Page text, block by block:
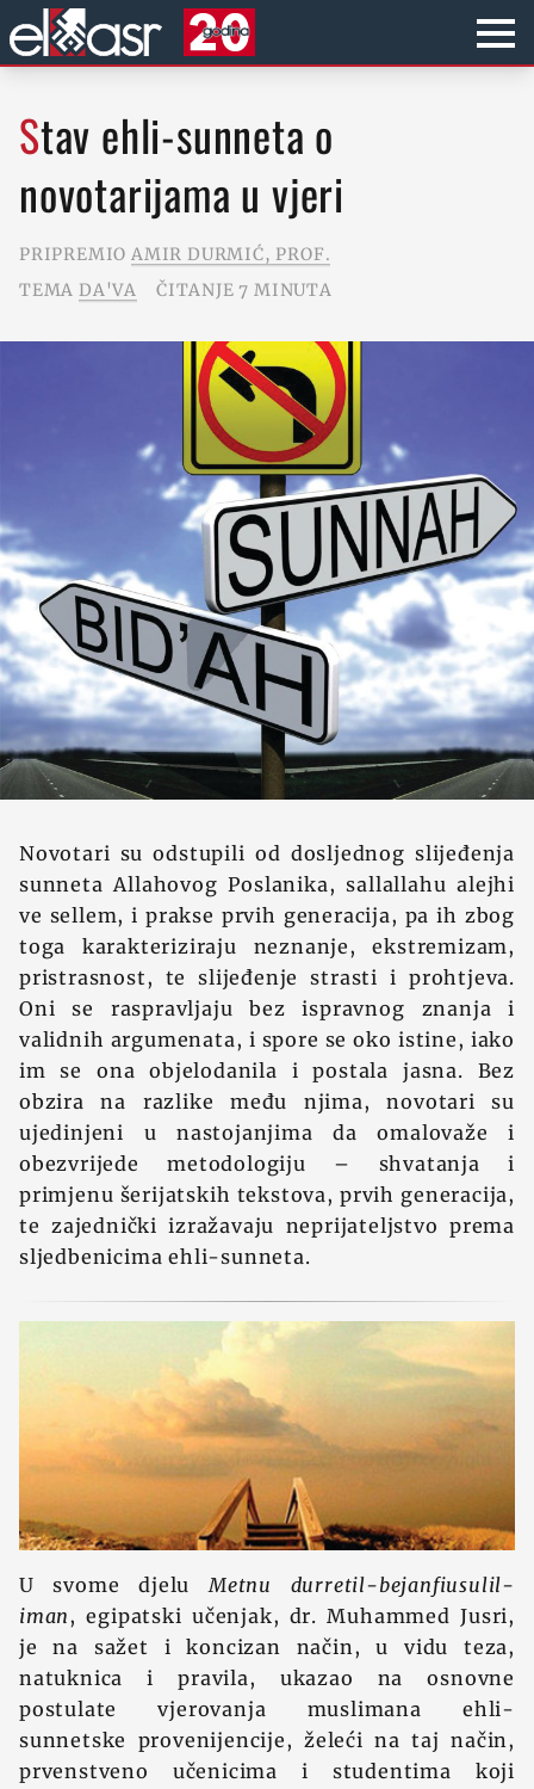
Stav ehli-sunneta o
novotarijama u vjeri
PRIPREMIO AMIR DURMIĆ, PROF.
TEMA DA'VA ČITANJE 7 MINUTA
Novotari su odstupili od dosljednog slijeđenja
sunneta Allahovog Poslanika, sallallahu alejhi
ve sellem, i prakse prvih generacija, pa ih zbog
toga karakteriziraju neznanje, ekstremizam,
pristrasnost, te slijeđenje strasti i prohtjeva.
Oni se raspravljaju bez ispravnog znanja i
validnih argumenata, i spore se oko istine, iako
im se ona objelodanila i postala jasna. Bez
obzira na razlike među njima, novotari su
ujedinjeni u nastojanjima da omalovaže i
obezvrijede metodologiju – shvatanja i
primjenu šerijatskih tekstova, prvih generacija,
te zajednički izražavaju neprijateljstvo prema
sljedbenicima ehli-sunneta.
U svome djeluMetnu durretil-bejanfiusulil-
iman, egipatski učenjak, dr. Muhammed Jusri,
je na sažet i koncizan način, u vidu teza,
natuknica i pravila, ukazao na osnovne
postulate vjerovanja muslimana ehli-
sunnetske provenijencije, želeći na taj način,
prvenstveno učenicima i studentima koji